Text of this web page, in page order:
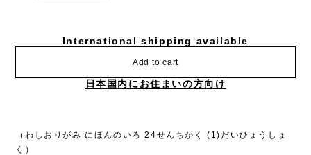
International shipping available
Add to cart
日本国内にお住まいの方向け
（わしおりがみ にほんのいろ 24せんちかく (1)だいひょうしょ
く）